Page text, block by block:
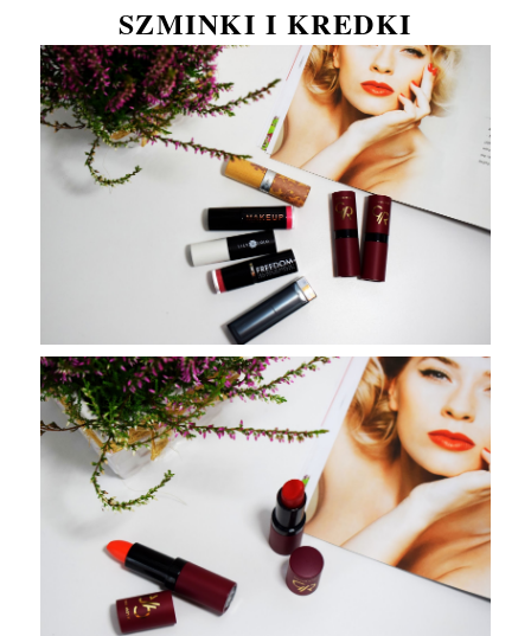
SZMINKI I KREDKI